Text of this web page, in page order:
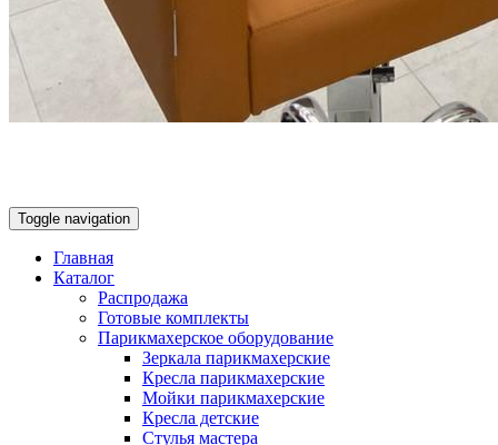
Toggle navigation
Главная
Каталог
Распродажа
Готовые комплекты
Парикмахерское оборудование
Зеркала парикмахерские
Кресла парикмахерские
Мойки парикмахерские
Кресла детские
Стулья мастера